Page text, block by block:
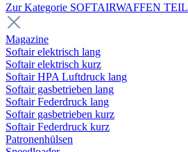
Zur Kategorie SOFTAIRWAFFEN
Magazine
Softair elektrisch lang
Softair elektrisch kurz
Softair HPA Luftdruck lang
Softair gasbetrieben lang
Softair Federdruck lang
Softair gasbetrieben kurz
Softair Federdruck kurz
Patronenhülsen